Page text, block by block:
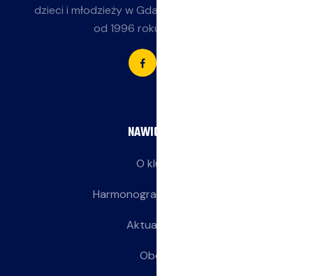
dzieci i młodzieży w Gdańsku-Jasieniu. Działamy
od 1996 roku przy SP 85.
NAWIGACJA
O klubie
Harmonogram treningów
Aktualności
Obozy